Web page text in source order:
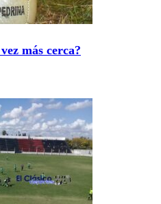
más cerca?